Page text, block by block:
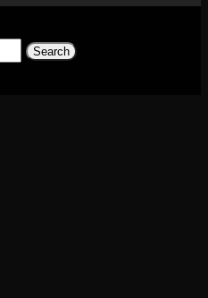
Search